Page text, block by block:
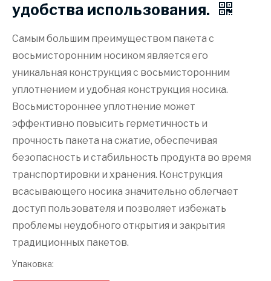
удобства использования.
Самым большим преимуществом пакета с
восьмисторонним носиком является его
уникальная конструкция с восьмисторонним
уплотнением и удобная конструкция носика.
Восьмистороннее уплотнение может
эффективно повысить герметичность и
прочность пакета на сжатие, обеспечивая
безопасность и стабильность продукта во время
транспортировки и хранения. Конструкция
всасывающего носика значительно облегчает
доступ пользователя и позволяет избежать
проблемы неудобного открытия и закрытия
традиционных пакетов.
Упаковка: